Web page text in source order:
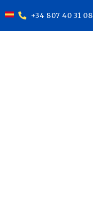
+34 807 40 31 08